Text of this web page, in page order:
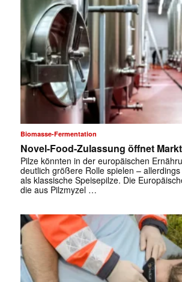
Biomasse-Fermentation
Novel-Food-Zulassung öffnet
Pilze könnten in der europäischen
deutlich größere Rolle spielen –
als klassische Speisepilze. Die
die aus Pilzmyzel …